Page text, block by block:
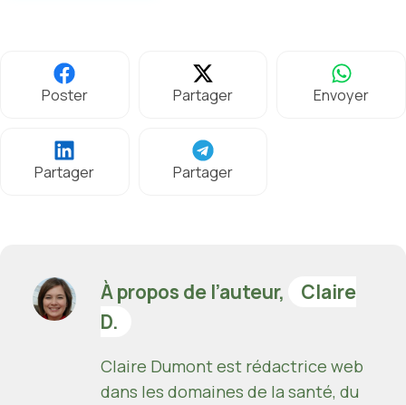
Poster Partager Envoyer
Partager Partager
À propos de l’auteur,
Claire
D.
Claire Dumont est rédactrice web
dans les domaines de la santé, du